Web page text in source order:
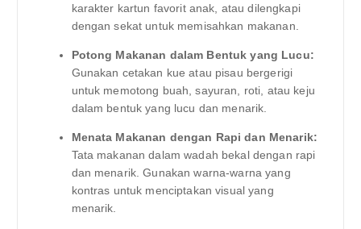
karakter kartun favorit anak, atau dilengkapi
dengan sekat untuk memisahkan makanan.
Potong Makanan dalam Bentuk yang Lucu:
Gunakan cetakan kue atau pisau bergerigi
untuk memotong buah, sayuran, roti, atau keju
dalam bentuk yang lucu dan menarik.
Menata Makanan dengan Rapi dan Menarik:
Tata makanan dalam wadah bekal dengan rapi
dan menarik. Gunakan warna-warna yang
kontras untuk menciptakan visual yang
menarik.